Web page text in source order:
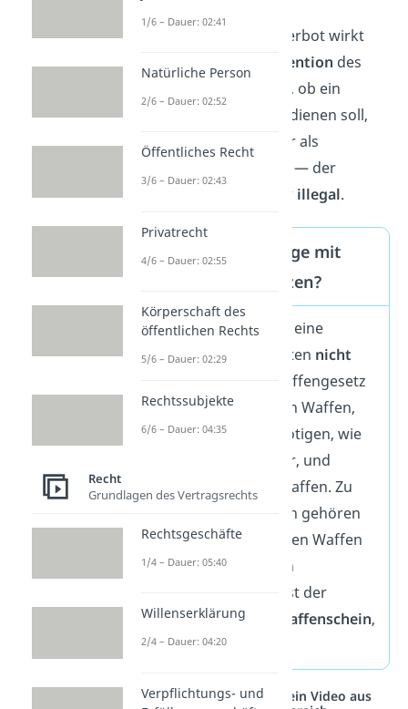
Wichtig:
Das Umgangsverbot wirkt
unabhängig von der Intention des
Besitzers. Es ist also egal, ob ein
Schlagring der Notwehr dienen soll,
verschenkt wird oder nur als
Dekoration genutzt wird — der
Umgang damit ist immer illegal.
Darf man Schlagringe mit
Waffenschein besitzen?
EinWaffenscheinoder eine
Waffenbesitzkarte
gelten nicht
. Das Waffengesetz
unterscheidet zwischen Waffen,
die eine Erlaubnis benötigen, wie
beispielsweise Revolver, und
generell verbotenen Waffen. Zu
den verbotenen Waffen gehören
neben vollautomatischen Waffen
und Kriegswaffen auch
ist der
Umgang,selbst mit Waffenschein,
verboten.
Studyflix vernetzt: Hier ein Video aus
1/6 – Dauer: 02:41
Natürliche Person
2/6 – Dauer: 02:52
Öffentliches Recht
3/6 – Dauer: 02:43
Privatrecht
4/6 – Dauer: 02:55
Körperschaft des
öffentlichen Rechts
5/6 – Dauer: 02:29
Rechtssubjekte
6/6 – Dauer: 04:35
Recht
Grundlagen des Vertragsrechts
Rechtsgeschäfte
1/4 – Dauer: 05:40
Willenserklärung
2/4 – Dauer: 04:20
Verpflichtungs- und